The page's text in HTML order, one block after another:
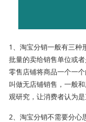
1、淘宝分销一般有三种
批量的卖给销售单位或
零售店铺将商品一个一
叫做无店铺销售，一般
观研究，让消费者认为是
2、淘宝分销不需要分心